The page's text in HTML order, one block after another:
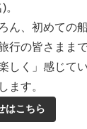
ん、初めての
行の皆さまま
しく」感じて
ます。
はこちら